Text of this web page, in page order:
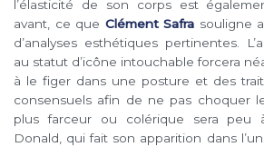
l’élasticité de son corps est
avant, ce que Clément Safra souligne
d’analyses esthétiques pertinentes.
au statut d’icône intouchable forcera
à le figer dans une posture et des
consensuels afin de ne pas choquer
plus farceur ou colérique sera peu
Donald, qui fait son apparition dans